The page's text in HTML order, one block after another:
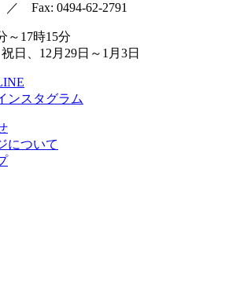
／ Fax: 0494-62-2791
～17時15分
日、12月29日～1月3日
ンスタグラム
について